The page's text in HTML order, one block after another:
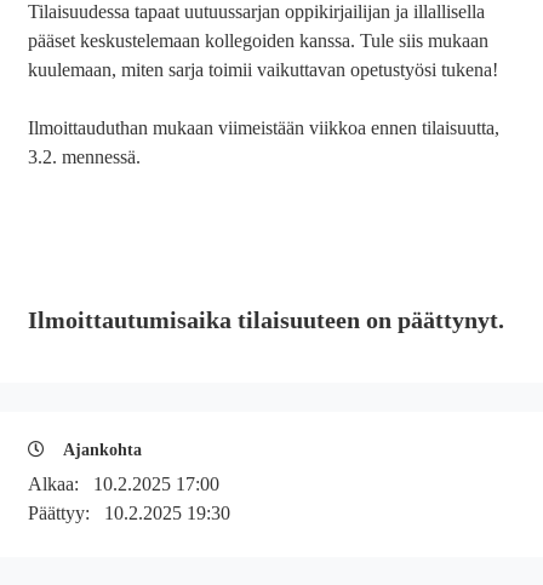
Tilaisuudessa tapaat uutuussarjan oppikirjailijan ja illallisella
pääset keskustelemaan kollegoiden kanssa. Tule siis mukaan
kuulemaan, miten sarja toimii vaikuttavan opetustyösi tukena!
Ilmoittauduthan mukaan viimeistään viikkoa ennen tilaisuutta,
3.2. mennessä.
Ilmoittautumisaika tilaisuuteen on päättynyt.
Ajankohta
Alkaa: 10.2.2025 17:00
Päättyy: 10.2.2025 19:30